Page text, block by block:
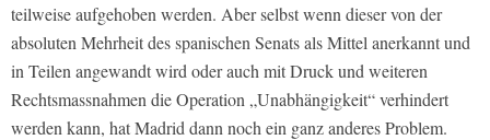
teilweise aufgehoben werden. Aber selbst wenn dieser von der
absoluten Mehrheit des spanischen Senats als Mittel anerkannt und
in Teilen angewandt wird oder auch mit Druck und weiteren
Rechtsmassnahmen die Operation „Unabhängigkeit“ verhindert
werden kann, hat Madrid dann noch ein ganz anderes Problem.